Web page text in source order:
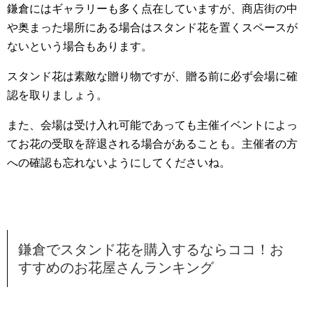
鎌倉にはギャラリーも多く点在していますが、商店街の中
や奥まった場所にある場合はスタンド花を置くスペースが
ないという場合もあります。
スタンド花は素敵な贈り物ですが、贈る前に必ず会場に確
認を取りましょう。
また、会場は受け入れ可能であっても主催イベントによっ
てお花の受取を辞退される場合があることも。主催者の方
への確認も忘れないようにしてくださいね。
鎌倉でスタンド花を購入するならココ！お
すすめのお花屋さんランキング